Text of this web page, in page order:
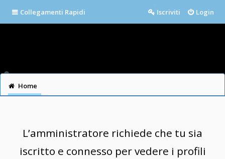
Collegamenti Rapidi Login
Iscriviti
Home
L’amministratore richiede che tu sia
iscritto e connesso per vedere i profili